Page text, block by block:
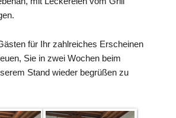
für Ihr zahlreiches Erscheinen
Sie in zwei Wochen beim
Stand wieder begrüßen zu